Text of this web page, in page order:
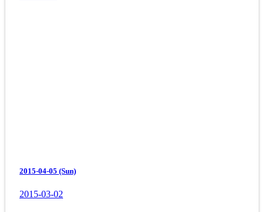
2015-04-05 (Sun)
2015-03-02